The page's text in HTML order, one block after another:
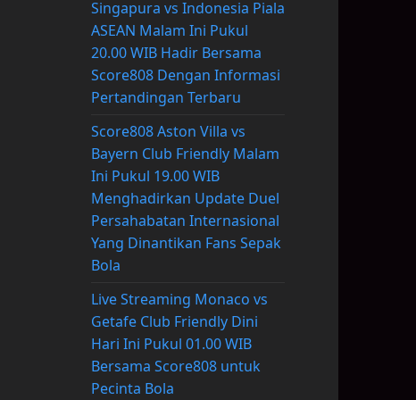
Singapura vs Indonesia Piala
ASEAN Malam Ini Pukul
20.00 WIB Hadir Bersama
Score808 Dengan Informasi
Pertandingan Terbaru
Score808 Aston Villa vs
Bayern Club Friendly Malam
Ini Pukul 19.00 WIB
Menghadirkan Update Duel
Persahabatan Internasional
Yang Dinantikan Fans Sepak
Bola
Live Streaming Monaco vs
Getafe Club Friendly Dini
Hari Ini Pukul 01.00 WIB
Bersama Score808 untuk
Pecinta Bola